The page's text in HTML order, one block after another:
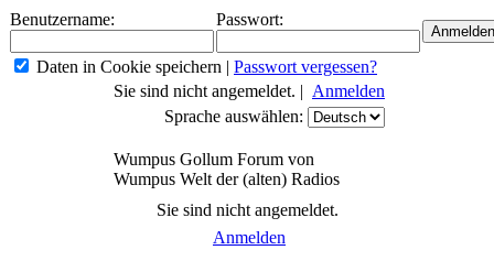
Benutzername: Passwort:
Daten in Cookie speichern | Passwort vergessen?
Sie sind nicht angemeldet. | Anmelden
Sprache auswählen:
Wumpus Gollum Forum von
Wumpus Welt der (alten) Radios
Sie sind nicht angemeldet.
Anmelden